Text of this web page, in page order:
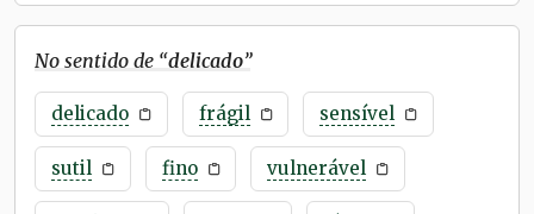
No sentido de “delicado”
delicado frágil sensível
sutil fino vulnerável